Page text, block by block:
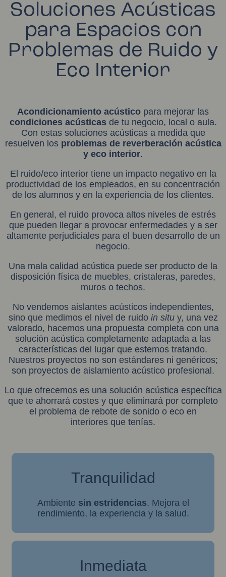
Soluciones Acústicas
para Espacios con
Problemas de Ruido y
Eco Interior
Acondicionamiento acústico para mejorar las
condiciones acústicas de tu negocio, local o aula.
Con estas soluciones acústicas a medida que
resuelven los problemas de reverberación acústica
y eco interior.
El ruido/eco interior tiene un impacto negativo en la
productividad de los empleados, en su concentración
de los alumnos y en la experiencia de los clientes.
En general, el ruido provoca altos niveles de estrés
que pueden llegar a provocar enfermedades y a ser
altamente perjudiciales para el buen desarrollo de un
negocio.
Una mala calidad acústica puede ser producto de la
disposición física de muebles, cristaleras, paredes,
muros o techos.
No vendemos aislantes acústicos independientes,
sino que medimos el nivel de ruidoin situy, una vez
valorado, hacemos una propuesta completa con una
solución acústica completamente adaptada a las
características del lugar que estemos tratando.
Nuestros proyectos no son estándares ni genéricos;
son proyectos de aislamiento acústico profesional.
Lo que ofrecemos es una solución acústica específica
que te ahorrará costes y que eliminará por completo
el problema de rebote de sonido o eco en
interiores que tenías.
Tranquilidad
Ambiente sin estridencias. Mejora el
rendimiento, la experiencia y la salud.
Inmediata